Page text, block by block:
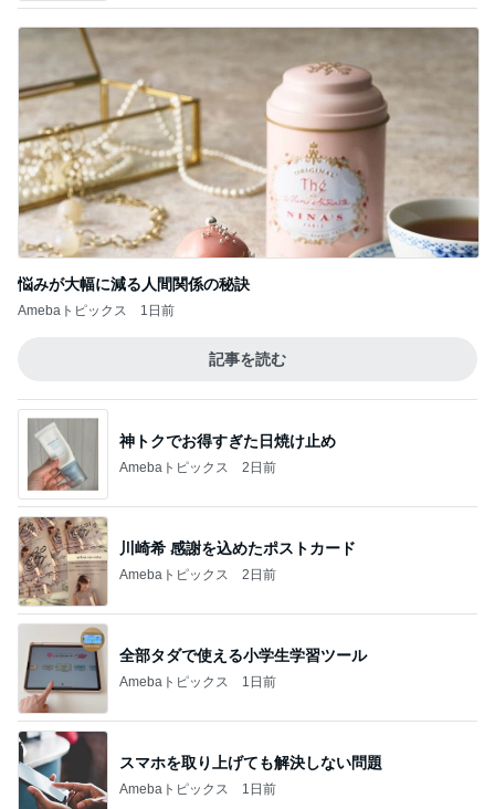
悩みが大幅に減る人間関係の秘訣
Amebaトピックス 1日前
記事を読む
神トクでお得すぎた日焼け止め
Amebaトピックス 2日前
川崎希 感謝を込めたポストカード
Amebaトピックス 2日前
全部タダで使える小学生学習ツール
Amebaトピックス 1日前
スマホを取り上げても解決しない問題
Amebaトピックス 1日前